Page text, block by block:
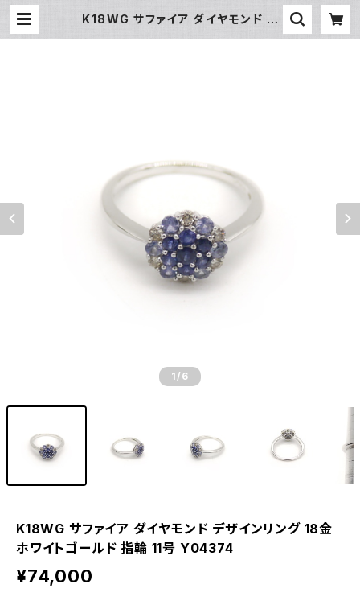
K18WG サファイア ダイヤモンド デ
1 /6
K18WG サファイア ダイヤモンド デザインリング 18金
ホワイトゴールド 指輪 11号 Y04374
¥74,000